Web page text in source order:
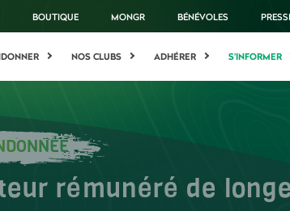
BOUTIQUE MONGR BÉNÉVOLES
NOS CLUBS ADHÉRER S'INFORMER
rémunéré de